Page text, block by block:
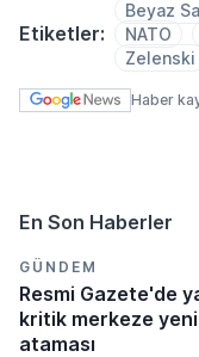
Etiketler:
Beyaz
NATO
Zelenski
Haber
En Son Haberler
GÜNDEM
Resmi Gazete'de
kritik merkeze
ataması